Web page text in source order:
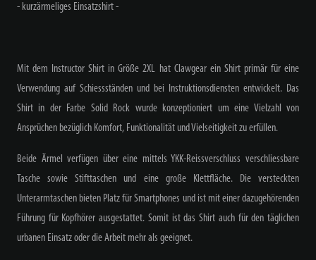
- kurzärmeliges Einsatzshirt -
Mit dem Instructor Shirt in Größe 2XL hat Clawgear ein Shirt primär für eine
Verwendung auf Schiessständen und bei Instruktionsdiensten entwickelt. Das
Shirt in der Farbe Solid Rock wurde konzeptioniert um eine Vielzahl von
Ansprüchen bezüglich Komfort, Funktionalität und Vielseitigkeit zu erfüllen.
Beide Ärmel verfügen über eine mittels YKK-Reissverschluss verschliessbare
Tasche sowie Stifttaschen und eine große Klettfläche. Die versteckten
Unterarmtaschen bieten Platz für Smartphones und ist mit einer dazugehörenden
Führung für Kopfhörer ausgestattet. Somit ist das Shirt auch für den täglichen
urbanen Einsatz oder die Arbeit mehr als geeignet.